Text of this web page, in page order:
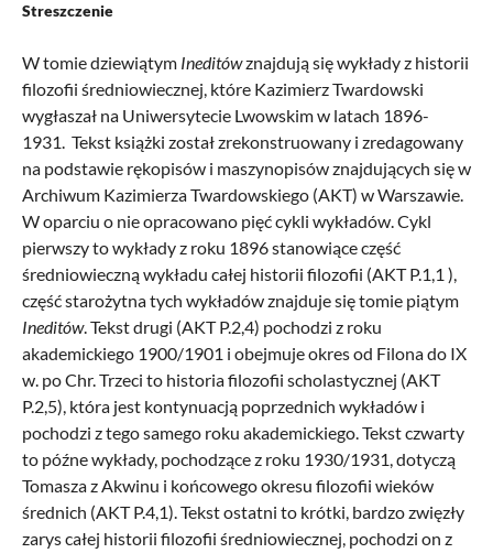
Streszczenie
W tomie dziewiątym Ineditówznajdują się wykłady z historii
filozofii średniowiecznej, które Kazimierz Twardowski
wygłaszał na Uniwersytecie Lwowskim w latach 1896-
1931. Tekst książki został zrekonstruowany i zredagowany
na podstawie rękopisów i maszynopisów znajdujących się w
Archiwum Kazimierza Twardowskiego (AKT) w Warszawie.
W oparciu o nie opracowano pięć cykli wykładów. Cykl
pierwszy to wykłady z roku 1896 stanowiące część
średniowieczną wykładu całej historii filozofii (AKT P.1,1 ),
część starożytna tych wykładów znajduje się tomie piątym
Ineditów. Tekst drugi (AKT P.2,4) pochodzi z roku
akademickiego 1900/1901 i obejmuje okres od Filona do IX
w. po Chr. Trzeci to historia filozofii scholastycznej (AKT
P.2,5), która jest kontynuacją poprzednich wykładów i
pochodzi z tego samego roku akademickiego. Tekst czwarty
to późne wykłady, pochodzące z roku 1930/1931, dotyczą
Tomasza z Akwinu i końcowego okresu filozofii wieków
średnich (AKT P.4,1). Tekst ostatni to krótki, bardzo zwięzły
zarys całej historii filozofii średniowiecznej, pochodzi on z